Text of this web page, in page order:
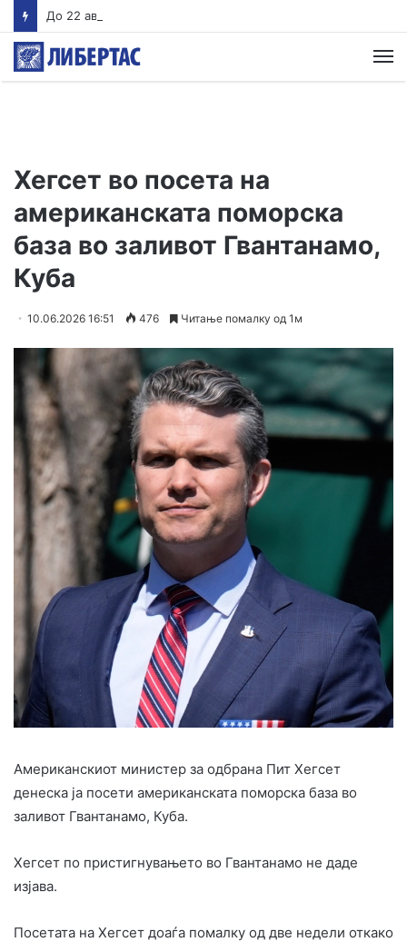
Хегсет во посета на
американската поморска
база во заливот Гвантанамо,
Куба
10.06.2026 16:51 476 Читање помалку од 1м
Американскиот министер за одбрана Пит Хегсет
денеска ја посети американската поморска база во
заливот Гвантанамо, Куба.
Хегсет по пристигнувањето во Гвантанамо не даде
изјава.
Посетата на Хегсет доаѓа помалку од две недели откако